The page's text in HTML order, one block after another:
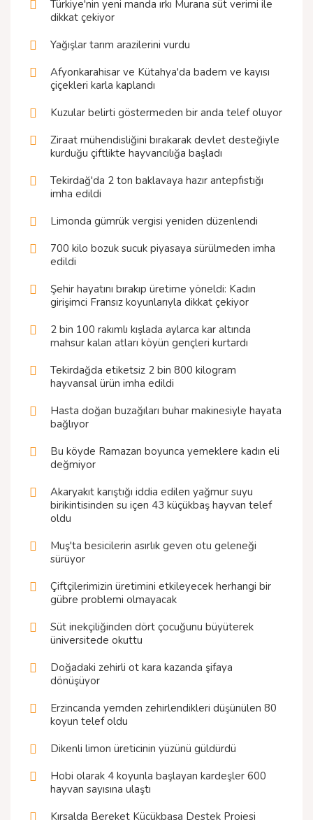
Türkiye'nin yeni manda ırkı Murana süt verimi ile
dikkat çekiyor
Yağışlar tarım arazilerini vurdu
Afyonkarahisar ve Kütahya'da badem ve kayısı
çiçekleri karla kaplandı
Kuzular belirti göstermeden bir anda telef oluyor
Ziraat mühendisliğini bırakarak devlet desteğiyle
kurduğu çiftlikte hayvancılığa başladı
Tekirdağ'da 2 ton baklavaya hazır antepfıstığı
imha edildi
Limonda gümrük vergisi yeniden düzenlendi
700 kilo bozuk sucuk piyasaya sürülmeden imha
edildi
Şehir hayatını bırakıp üretime yöneldi: Kadın
girişimci Fransız koyunlarıyla dikkat çekiyor
2 bin 100 rakımlı kışlada aylarca kar altında
mahsur kalan atları köyün gençleri kurtardı
Tekirdağda etiketsiz 2 bin 800 kilogram
hayvansal ürün imha edildi
Hasta doğan buzağıları buhar makinesiyle hayata
bağlıyor
Bu köyde Ramazan boyunca yemeklere kadın eli
değmiyor
Akaryakıt karıştığı iddia edilen yağmur suyu
birikintisinden su içen 43 küçükbaş hayvan telef
oldu
Muş'ta besicilerin asırlık geven otu geleneği
sürüyor
Çiftçilerimizin üretimini etkileyecek herhangi bir
gübre problemi olmayacak
Süt inekçiliğinden dört çocuğunu büyüterek
üniversitede okuttu
Doğadaki zehirli ot kara kazanda şifaya
dönüşüyor
Erzincanda yemden zehirlendikleri düşünülen 80
koyun telef oldu
Dikenli limon üreticinin yüzünü güldürdü
Hobi olarak 4 koyunla başlayan kardeşler 600
hayvan sayısına ulaştı
Kırsalda Bereket Küçükbaşa Destek Projesi